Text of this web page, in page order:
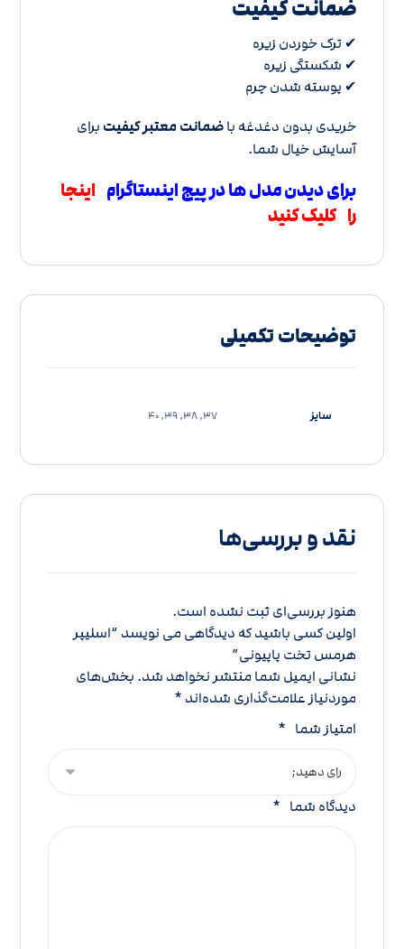
ضمانت کیفیت
✔ ترک خوردن زیره
✔ شکستگی زیره
✔ پوسته شدن چرم
خریدی بدون دغدغه باضمانت معتبر کیفیت برای
آسایش خیال شما.
برای دیدن مدل ها در پیج اینستاگرام اینجا
را کلیک کنید
توضیحات تکمیلی
سایز 37, 38, 39, 40
نقد و بررسی‌ها
هنوز بررسی‌ای ثبت نشده است.
اولین کسی باشید که دیدگاهی می نویسد “اسلیپر
هرمس تخت پاپیونی”
نشانی ایمیل شما منتشر نخواهد شد. بخش‌های
موردنیاز علامت‌گذاری شده‌اند *
امتیاز شما *
دیدگاه شما *